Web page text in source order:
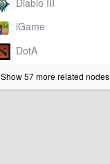
Show 57 more related nodes